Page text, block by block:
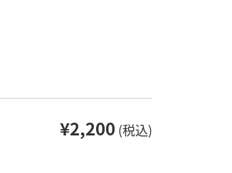
¥2,200 (税込)